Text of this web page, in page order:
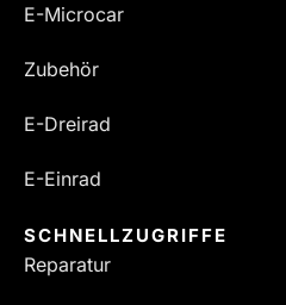
E-Microcar
Zubehör
E-Dreirad
E-Einrad
SCHNELLZUGRIFFE
Reparatur